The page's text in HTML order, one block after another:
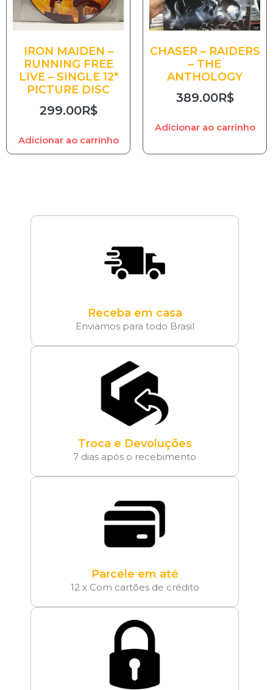
IRON MAIDEN –
RUNNING FREE
LIVE – SINGLE 12″
PICTURE DISC
299.00R$
Adicionar ao carrinho
CHASER – RAIDERS
– THE
ANTHOLOGY
389.00R$
Adicionar ao carrinho
Receba em casa
Enviamos para todo Brasil
Troca e Devoluções
7 dias após o recebimento
Parcele em até
12 x Com cartões de crédito